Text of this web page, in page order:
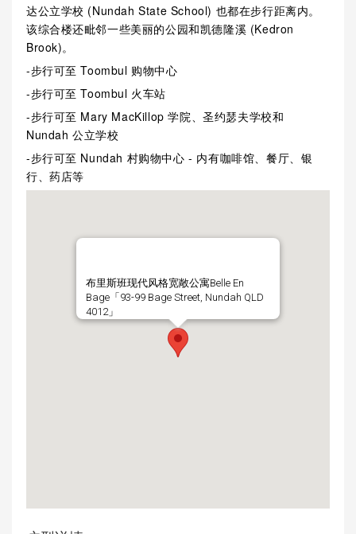
达公立学校 (Nundah State School) 也都在步行距离内。
该综合楼还毗邻一些美丽的公园和凯德隆溪 (Kedron
Brook)。
-步行可至 Toombul 购物中心
-步行可至 Toombul 火车站
-步行可至 Mary MacKillop 学院、圣约瑟夫学校和
Nundah 公立学校
-步行可至 Nundah 村购物中心 - 内有咖啡馆、餐厅、银
行、药店等
布里斯班现代风格宽敞公寓Belle En
Bage「93-99 Bage Street, Nundah QLD
4012」